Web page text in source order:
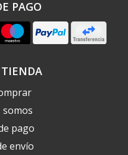
PAGO
somos
pago
envío